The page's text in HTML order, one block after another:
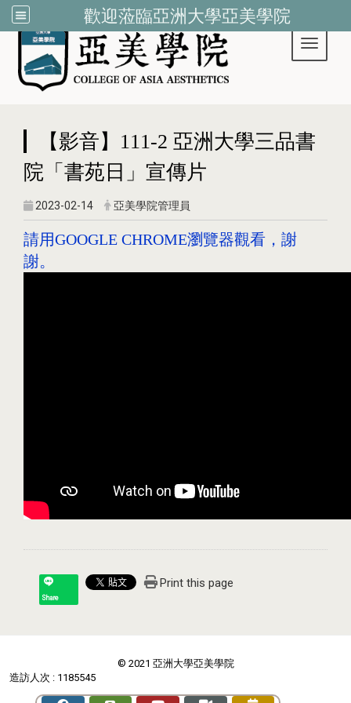
歡迎蒞臨亞洲大學亞美學院
Toggle
【影音】111-2 亞洲大學三品書
院「書苑日」宣傳片
2023-02-14 亞美學院管理員
請用GOOGLE CHROME瀏覽器觀看，謝
謝。
Share
Print this page
© 2021 亞洲大學亞美學院
造訪人次 : 1185545